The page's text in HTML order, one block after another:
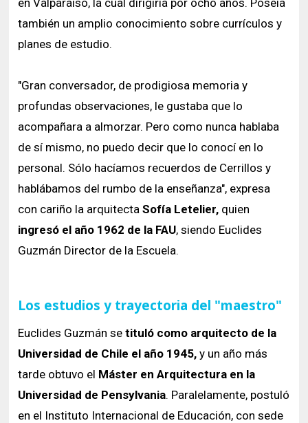
también un amplio conocimiento sobre currículos y
planes de estudio.
"Gran conversador, de prodigiosa memoria y
profundas observaciones, le gustaba que lo
acompañara a almorzar. Pero como nunca hablaba
de sí mismo, no puedo decir que lo conocí en lo
personal. Sólo hacíamos recuerdos de Cerrillos y
hablábamos del rumbo de la enseñanza", expresa
con cariño la arquitectaSofía Letelier, quien
ingresó el año 1962 de la FAU, siendo Euclides
Guzmán Director de la Escuela.
Los estudios y trayectoria del "maestro"
Euclides Guzmán se tituló como arquitecto de la
Universidad de Chile el año 1945, y un año más
tarde obtuvo el Máster en Arquitectura en la
Universidad de Pensylvania. Paralelamente, postuló
en el Instituto Internacional de Educación, con sede